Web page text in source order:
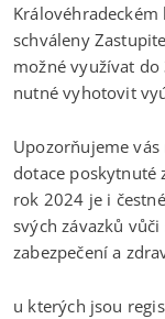
schváleny
možné využívat
nutné vyhotovit
Upozorňujeme
dotace poskytnuté
rok 2024 je i
svých závazků
zabezpečení a
u kterých jsou